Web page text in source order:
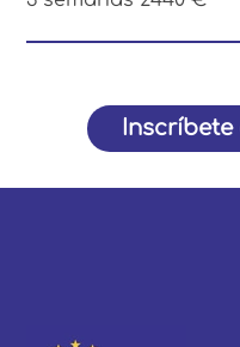
Inscríbete